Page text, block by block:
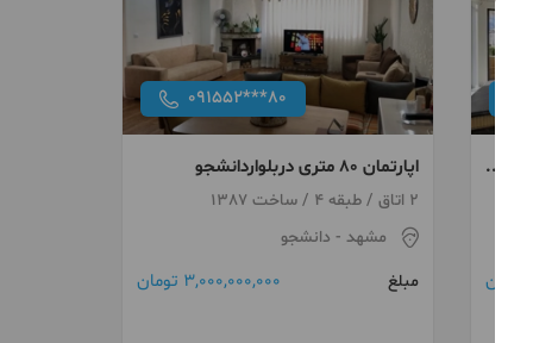
091552***80
اپارتمان ۸۰ متری دربلواردانشجو
2 اتاق / طبقه 4 / ساخت 1387
مشهد - دانشجو
مبلغ
3,000,000,000 تومان